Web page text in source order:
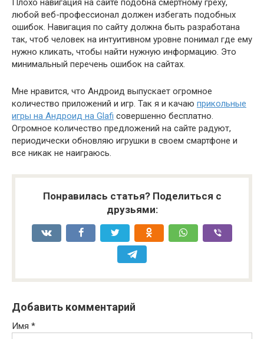
Плохо навигация на сайте подобна смертному греху,
любой веб-профессионал должен избегать подобных
ошибок. Навигация по сайту должна быть разработана
так, чтоб человек на интуитивном уровне понимал где ему
нужно кликать, чтобы найти нужную информацию. Это
минимальный перечень ошибок на сайтах.
Мне нравится, что Андроид выпускает огромное
количество приложений и игр. Так я и качаю прикольные
игры на Андроид на Glafi совершенно бесплатно.
Огромное количество предложений на сайте радуют,
периодически обновляю игрушки в своем смартфоне и
все никак не наиграюсь.
Понравилась статья? Поделиться с
друзьями:
Добавить комментарий
Имя *